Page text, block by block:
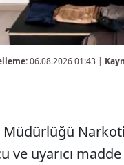
06.08.2026 01:43 |
ve uyarıcı